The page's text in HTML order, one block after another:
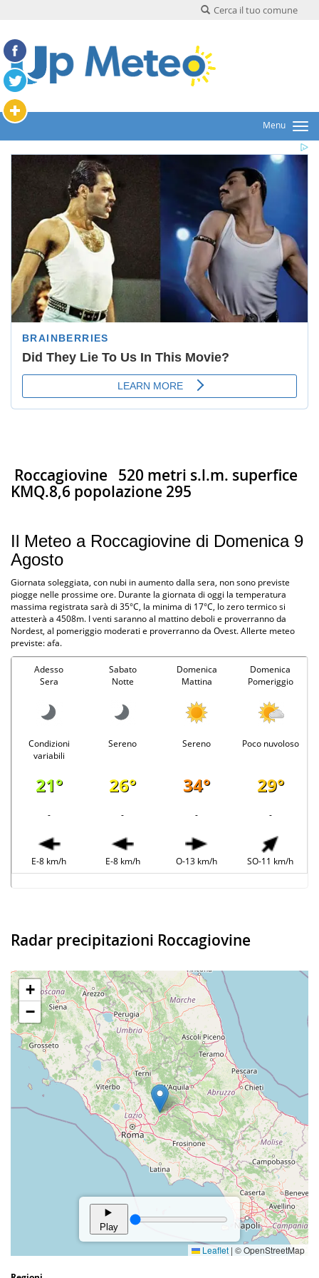
Cerca il tuo comune
Menu
Roccagiovine 520 metri s.l.m. superfice
KMQ.8,6 popolazione 295
Il Meteo a Roccagiovine di Domenica 9
Agosto
Giornata soleggiata, con nubi in aumento dalla sera, non sono previste
piogge nelle prossime ore. Durante la giornata di oggi la temperatura
massima registrata sarà di 35°C, la minima di 17°C, lo zero termico si
attesterà a 4508m. I venti saranno al mattino deboli e proverranno da
Nordest, al pomeriggio moderati e proverranno da Ovest. Allerte meteo
previste: afa.
Adesso
Sera
Sabato
Notte
Domenica
Mattina
Domenica
Pomeriggio
Condizioni
variabili
Sereno Sereno Poco nuvoloso
21° 26° 34° 29°
- - - -
E-8 km/h E-8 km/h O-13 km/h SO-11 km/h
Radar precipitazioni Roccagiovine